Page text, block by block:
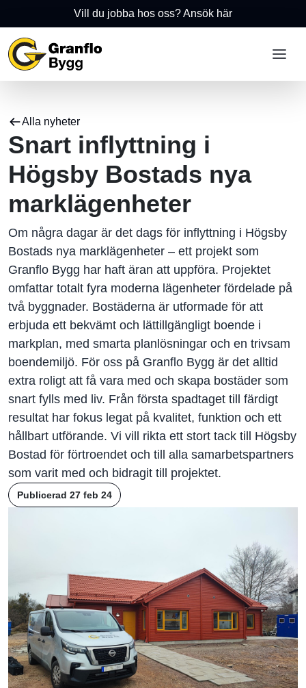
Vill du jobba hos oss? Ansök här
Alla nyheter
Snart inflyttning i
Högsby Bostads nya
marklägenheter
Om några dagar är det dags för inflyttning i Högsby
Bostads nya marklägenheter – ett projekt som
Granflo Bygg har haft äran att uppföra. Projektet
omfattar totalt fyra moderna lägenheter fördelade på
två byggnader. Bostäderna är utformade för att
erbjuda ett bekvämt och lättillgängligt boende i
markplan, med smarta planlösningar och en trivsam
boendemiljö. För oss på Granflo Bygg är det alltid
extra roligt att få vara med och skapa bostäder som
snart fylls med liv. Från första spadtaget till färdigt
resultat har fokus legat på kvalitet, funktion och ett
hållbart utförande. Vi vill rikta ett stort tack till Högsby
Bostad för förtroendet och till alla samarbetspartners
som varit med och bidragit till projektet.
Publicerad 27 feb 24